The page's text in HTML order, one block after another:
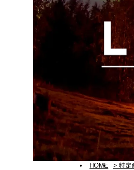
HOME > 特定